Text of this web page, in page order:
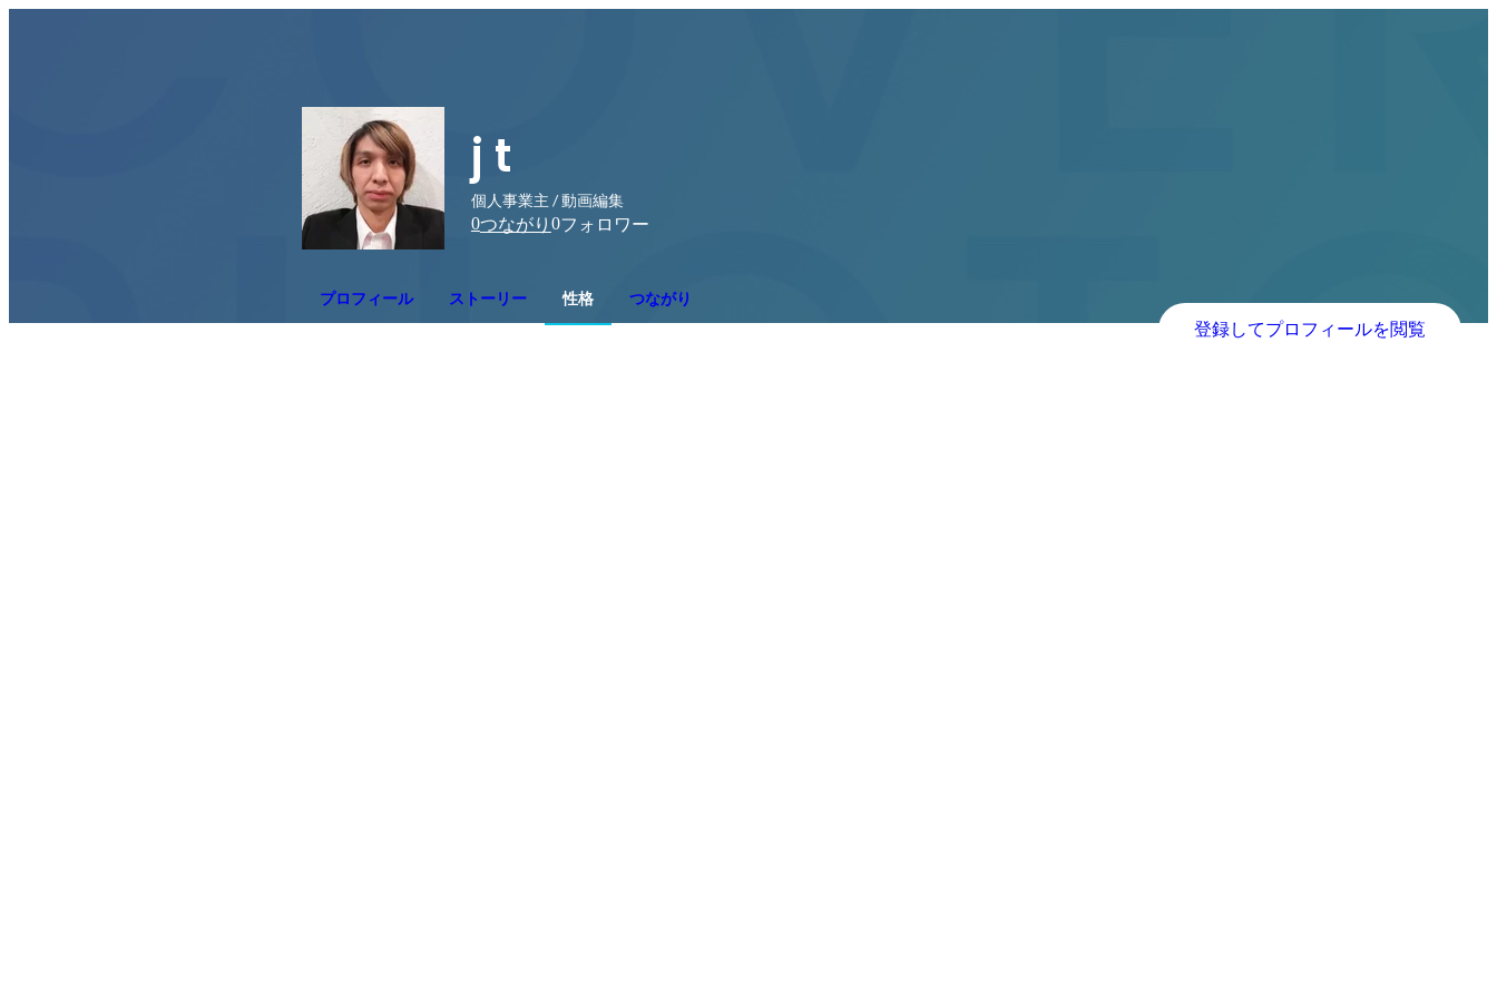
j t
個人事業主 / 動画編集
0つながり 0フォロワー
プロフィール ストーリー 性格 つながり
登録してプロフィールを閲覧